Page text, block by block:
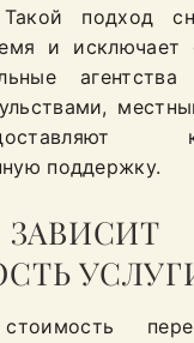
Такой подход
и исключает
агентства
поддержку.
ЗАВИСИТ